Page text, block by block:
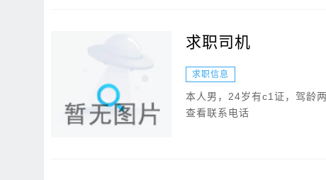
求职司机
求职信息
本人男，24岁有c1证，驾龄
查看联系电话